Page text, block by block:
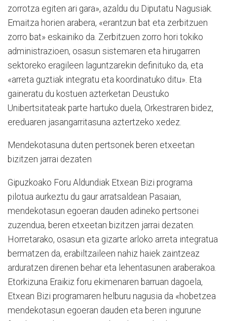
zorrotza egiten ari gara», azaldu du Diputatu Nagusiak.
Emaitza horien arabera, «erantzun bat eta zerbitzuen
zorro bat» eskainiko da. Zerbitzuen zorro hori tokiko
administrazioen, osasun sistemaren eta hirugarren
sektoreko eragileen laguntzarekin definituko da, eta
«arreta guztiak integratu eta koordinatuko ditu». Eta
gaineratu du kostuen azterketan Deustuko
Unibertsitateak parte hartuko duela, Orkestraren bidez,
ereduaren jasangarritasuna aztertzeko xedez.
Mendekotasuna duten pertsonek beren etxeetan
bizitzen jarrai dezaten
Gipuzkoako Foru Aldundiak Etxean Bizi programa
pilotua aurkeztu du gaur arratsaldean Pasaian,
mendekotasun egoeran dauden adineko pertsonei
zuzendua, beren etxeetan bizitzen jarrai dezaten.
Horretarako, osasun eta gizarte arloko arreta integratua
bermatzen da, erabiltzaileen nahiz haiek zaintzeaz
arduratzen direnen behar eta lehentasunen araberakoa.
Etorkizuna Eraikiz foru ekimenaren barruan dagoela,
Etxean Bizi programaren helburu nagusia da «hobetzea
mendekotasun egoeran dauden eta beren ingurune